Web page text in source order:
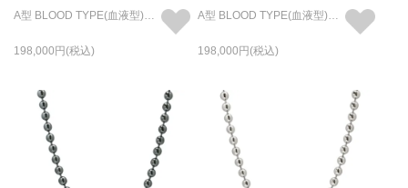
198,000 198,000